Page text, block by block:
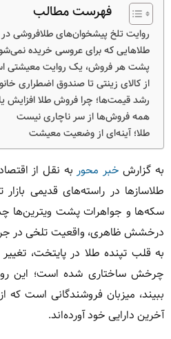
فهرست مطالب
روایت تلخ پیشخوان‌های طلافروشی در
طلاهایی که برای عروسی خریده
پشت هر فروش، یک روایت معیشتی
از کالای زینتی تا صندوق اضطراری
رشد قیمت‌ها؛ چرا فروش طلا افزایش
همه فروش‌ها از سر ناچاری نیست
طلا؛ آینه‌ای از وضعیت معیشت
به گزارش خبر محوربه نقل از
طلاسازها در راسته‌های قدیمی
سکه‌ها و جواهرات پشت ویترین‌ها
درخشش ظاهری، واقعیت تلخی در
به قلب تپنده طلا در پایتخت،
چرخش ساختاری شده است؛ این
ببیند، میزبان فروشندگانی است که
آخرین دارایی خود آورده‌اند.